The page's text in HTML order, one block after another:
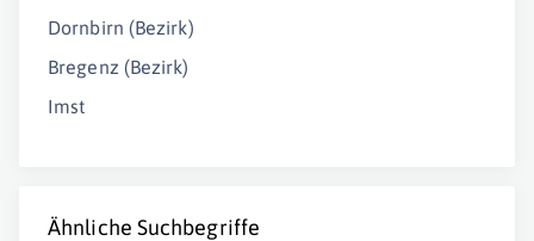
Dornbirn (Bezirk)
Bregenz (Bezirk)
Imst
Ähnliche Suchbegriffe